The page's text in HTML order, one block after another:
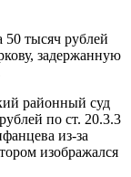
50 тысяч рублей
задержанную
районный суд
по ст. 20.3.3
из-за
изображался